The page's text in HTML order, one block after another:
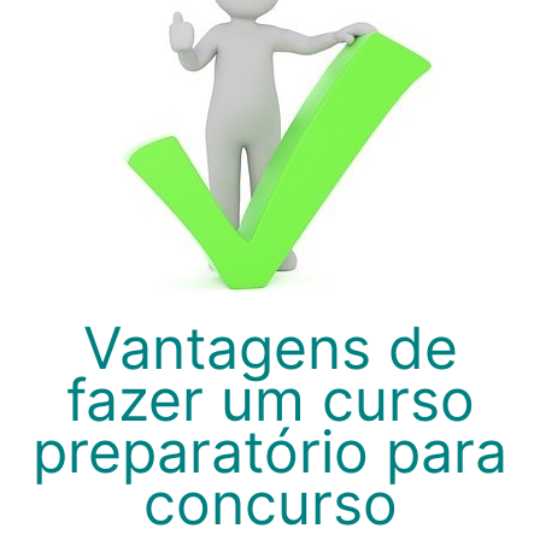
Vantagens de
fazer um curso
preparatório para
concurso